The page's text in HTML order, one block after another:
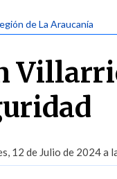
de La Araucanía
12 de Julio de 2024 a